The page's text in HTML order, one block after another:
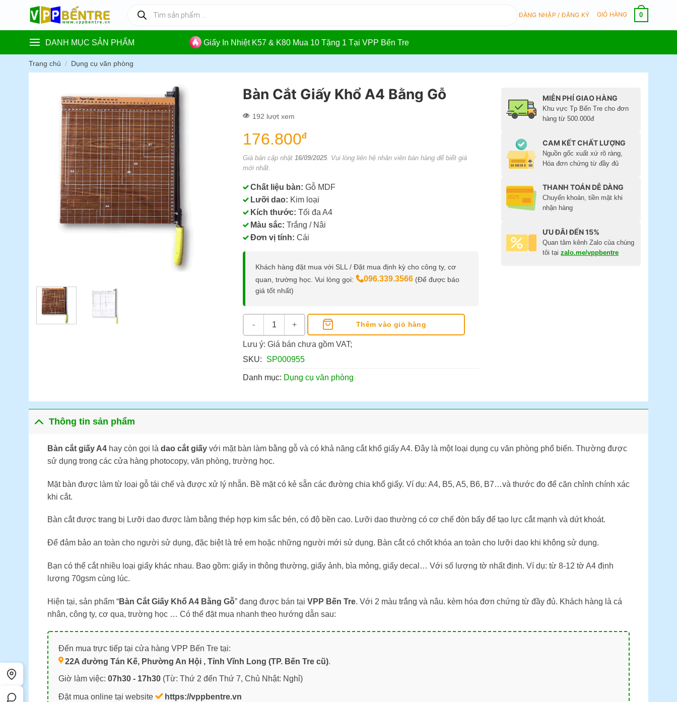
content
kiếm
phẩm
ĐĂNG NHẬP / ĐĂNG KÝ GIỎ HÀNG 0
DANH MỤC SẢN PHẨM Giấy In Nhiệt K57 & K80 Mua 10 Tặng 1 Tại VPP Bến Tre
Trang chủ / Dụng cụ văn phòng
Bàn Cắt Giấy Khổ A4 Bằng Gỗ
192 lượt xem
176.800đ
Giá bán cập nhật 16/09/2025. Vui lòng liên hệ nhân viên bán hàng để biết giá
mới nhất.
Chất liệu bàn: Gỗ MDF
Lưỡi dao: Kim loại
Kích thước: Tối đa A4
Màu sắc: Trắng / Nâi
Đơn vị tính: Cái
Khách hàng đặt mua với SLL / Đặt mua định kỳ cho công ty, cơ
quan, trường học. Vui lòng gọi:
096.339.3566 (Để được báo
giá tốt nhất)
Bàn Cắt Giấy Khổ A4 Bằng Gỗ số lượng
Thêm vào giỏ hàng
Lưu ý: Giá bán chưa gồm VAT;
SKU:
SP000955
Danh mục: Dụng cụ văn phòng
MIỄN PHÍ GIAO HÀNG
Khu vực Tp Bến Tre cho đơn
hàng từ 500.000đ
CAM KẾT CHẤT LƯỢNG
Nguồn gốc xuất xứ rõ ràng,
Hóa đơn chứng từ đầy đủ
THANH TOÁN DỄ DÀNG
Chuyển khoản, tiền mặt khi
nhận hàng
ƯU ĐÃI ĐẾN 15%
Quan tâm kênh Zalo của chúng
tôi tạizalo.me/vppbentre
Thông tin sản phẩm
Bàn cắt giấy A4hay còn gọi là dao cắt giấyvới mặt bàn làm bằng gỗ và có khả năng cắt khổ giấy A4. Đây là một loại dụng cụ văn phòng phổ biến. Thường được
sử dụng trong các cửa hàng photocopy, văn phòng, trường học.
Mặt bàn được làm từ loại gỗ tái chế và được xử lý nhẵn. Bề mặt có kẻ sẵn các đường chia khổ giấy. Ví dụ: A4, B5, A5, B6, B7…và thước đo để căn chỉnh chính xác
khi cắt.
Bàn cắt được trang bị Lưỡi dao được làm bằng thép hợp kim sắc bén, có độ bền cao. Lưỡi dao thường có cơ chế đòn bẩy để tạo lực cắt mạnh và dứt khoát.
Để đảm bảo an toàn cho người sử dụng, đặc biệt là trẻ em hoặc những người mới sử dụng. Bàn cắt có chốt khóa an toàn cho lưỡi dao khi không sử dụng.
Bạn có thể cắt nhiều loại giấy khác nhau. Bao gồm: giấy in thông thường, giấy ảnh, bìa mỏng, giấy decal… Với số lượng tờ nhất định. Ví dụ: từ 8-12 tờ A4 định
lượng 70gsm cùng lúc.
Hiện tại, sản phẩm “Bàn Cắt Giấy Khổ A4 Bằng Gỗ” đang được bán tại VPP Bến Tre. Với 2 màu trắng và nâu. kèm hóa đơn chứng từ đầy đủ. Khách hàng là cá
nhân, công ty, cơ qua, trường học … Có thể đặt mua nhanh theo hướng dẫn sau:
Đến mua trực tiếp tại cửa hàng VPP Bến Tre tại:
22A đường Tán Kế, Phường An Hội , Tỉnh Vĩnh Long (TP. Bến Tre cũ).
Giờ làm việc: 07h30 - 17h30(Từ: Thứ 2 đến Thứ 7, Chủ Nhật: Nghỉ)
Đặt mua online tại website https://vppbentre.vn